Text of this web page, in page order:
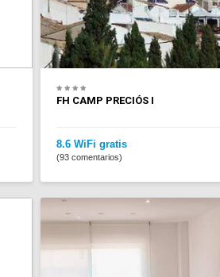
FH CAMP PRECIÓS I
8.6 WiFi gratis
(93 comentarios)